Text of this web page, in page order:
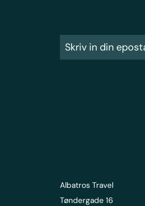
Albatros Travel
Tøndergade 16